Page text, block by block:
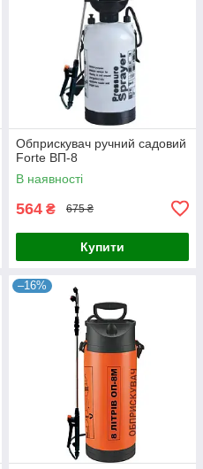
Обприскувач ручний садовий
Forte ВП-8
В наявності
564 ₴ 675 ₴
Купити
–16%